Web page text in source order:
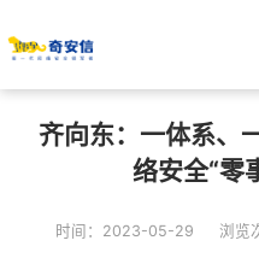
齐向东：一体系、
络安全“零
时间：2023-05-29 浏览